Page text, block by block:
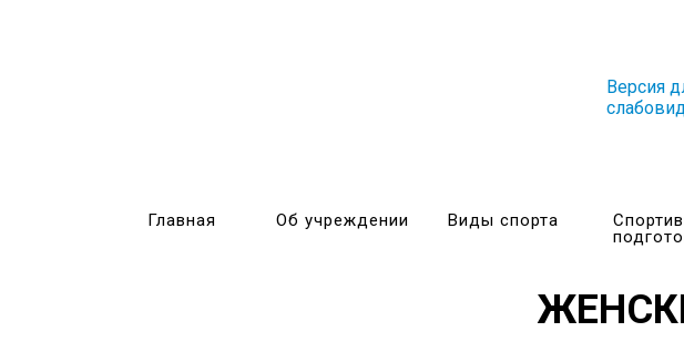
Версия
Главная Об учреждении Виды спорта